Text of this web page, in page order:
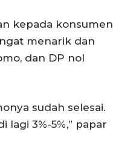
kepada konsumen
menarik dan
dan DP nol
sudah selesai.
3%-5%,” papar